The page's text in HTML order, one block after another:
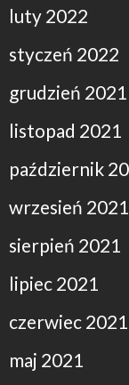
luty 2022
styczeń 2022
grudzień 2021
listopad 2021
październik
wrzesień 2021
sierpień 2021
lipiec 2021
czerwiec 2021
maj 2021